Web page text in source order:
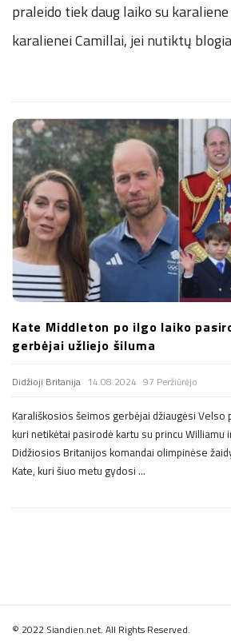
praleido tiek daug laiko su
karalienei Camillai, jei nutiktų
Kate Middleton po ilgo laiko
gerbėjai užliejo šiluma
Didžioji Britanija 14.08.2024 97 Peržiūrėjo
Karališkosios šeimos gerbėjai džiaugėsi Velso
kuri netikėtai pasirodė kartu su princu Williamu
Didžiosios Britanijos komandai olimpinėse
Kate, kuri šiuo metu gydosi …
© 2022 Siandien.net. All Rights Reserved.